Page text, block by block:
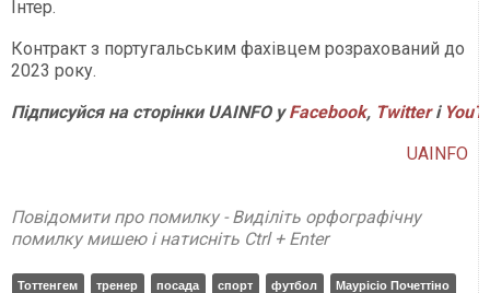
Інтер.
Контракт з португальським фахівцем розрахований до
2023 року.
Підписуйся на сторінки UAINFO уFacebook, Twitter і Y
UAINFO
Повідомити про помилку - Виділіть орфографічну
помилку мишею і натисніть Ctrl + Enter
Тоттенгем тренер посада спорт футбол
Маурісіо Почеттіно